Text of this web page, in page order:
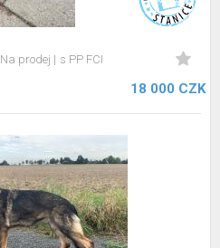
Na prodej s PP FCI
18 000 CZK